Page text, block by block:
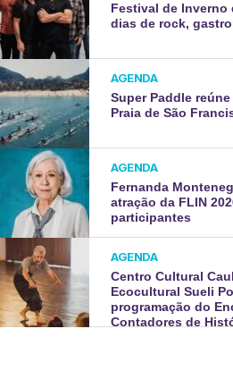
Festival de Inverno
dias de rock,
AGENDA
Super Paddle
Praia de São
AGENDA
Fernanda
atração da FLIN
participantes
AGENDA
Centro Cultural
Ecocultural Sueli
programação do
Contadores de